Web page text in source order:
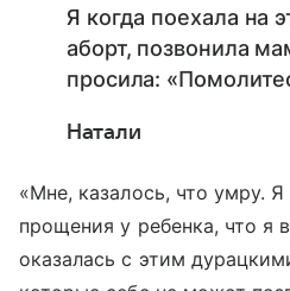
Я когда поехала на
аборт, позвонила
просила:
Натали
«Мне, казалось, что умру.
прощения у ребенка, что я
оказалась с этим